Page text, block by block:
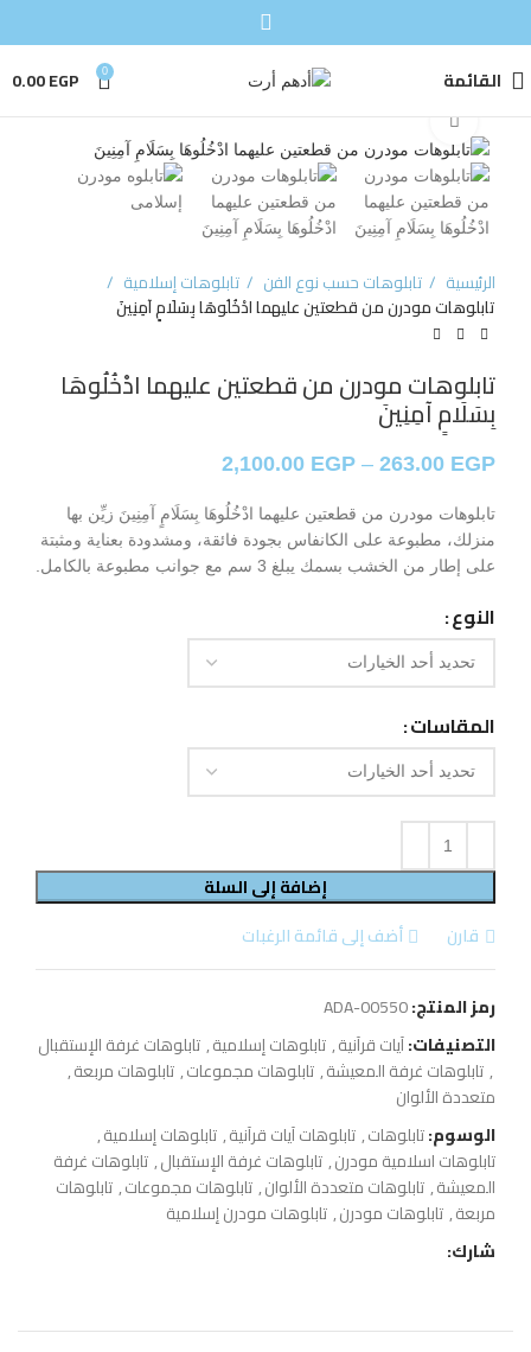
القائمة 0
0.00EGP
الرئيسية تابلوهات حسب نوع الفن
تابلوهات إسلامية
تابلوهات مودرن من قطعتين عليهما ادْخُلُوهَا بِسَلَامٍ آمِنِينَ
تابلوهات مودرن من قطعتين عليهما ادْخُلُوهَا
بِسَلَامٍ آمِنِينَ
263.00 EGP
–
2,100.00 EGP
تابلوهات مودرن من قطعتين عليهما ادْخُلُوهَا بِسَلَامٍ آمِنِينَ زيِّن بها
منزلك، مطبوعة على الكانفاس بجودة فائقة، ومشدودة بعناية ومثبتة
على إطار من الخشب بسمك يبلغ 3 سم مع جوانب مطبوعة بالكامل.
النوع
المقاسات
إضافة إلى السلة
قارن
أضف إلى قائمة الرغبات
رمز المنتج:ADA-00550
التصنيفات:آيات قرآنية,تابلوهات إسلامية,تابلوهات غرفة الإستقبال
,تابلوهات غرفة المعيشة,تابلوهات مجموعات,تابلوهات مربعة,
متعددة الألوان
الوسوم:تابلوهات,تابلوهات آيات قرآنية,تابلوهات إسلامية,
تابلوهات اسلامية مودرن,تابلوهات غرفة الإستقبال,تابلوهات غرفة
المعيشة,تابلوهات متعددة الألوان,تابلوهات مجموعات,تابلوهات
مربعة,تابلوهات مودرن,تابلوهات مودرن إسلامية
شارك: